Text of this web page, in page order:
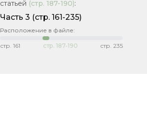
статьей (стр. 187-190):
Часть 3 (стр. 161-235)
Расположение в файле:
стр. 161 стр. 187-190 стр. 235